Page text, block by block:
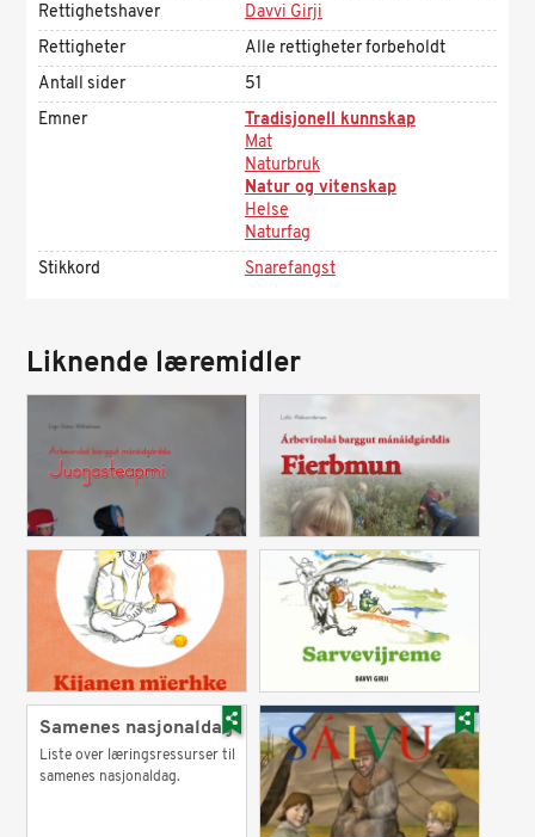
Rettighetshaver
Davvi Girji
Rettigheter
Alle rettigheter forbeholdt
Antall sider
51
Emner
Tradisjonell kunnskap
Mat
Naturbruk
Natur og vitenskap
Helse
Naturfag
Stikkord
Snarefangst
Liknende læremidler
Samenes nasjonaldag
Liste over læringsressurser til
samenes nasjonaldag.